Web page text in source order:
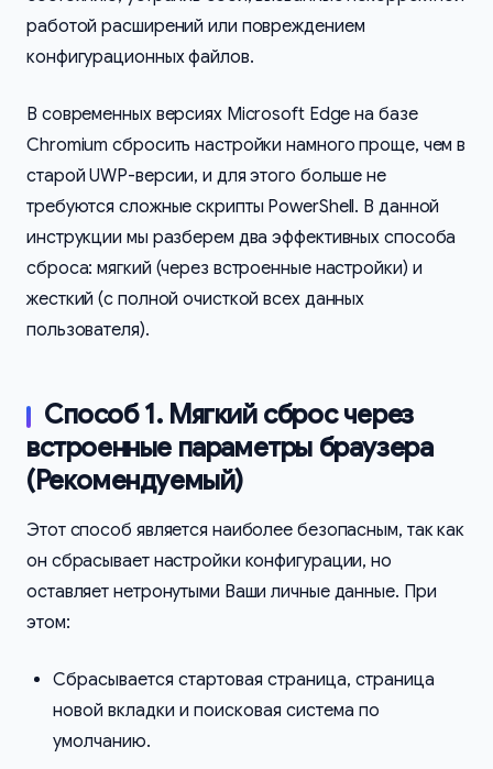
работой расширений или повреждением
конфигурационных файлов.
В современных версиях Microsoft Edge на базе
Chromium сбросить настройки намного проще, чем в
старой UWP-версии, и для этого больше не
требуются сложные скрипты PowerShell. В данной
инструкции мы разберем два эффективных способа
сброса: мягкий (через встроенные настройки) и
жесткий (с полной очисткой всех данных
пользователя).
Способ 1. Мягкий сброс через
встроенные параметры браузера
(Рекомендуемый)
Этот способ является наиболее безопасным, так как
он сбрасывает настройки конфигурации, но
оставляет нетронутыми Ваши личные данные. При
этом:
Сбрасывается стартовая страница, страница
новой вкладки и поисковая система по
умолчанию.